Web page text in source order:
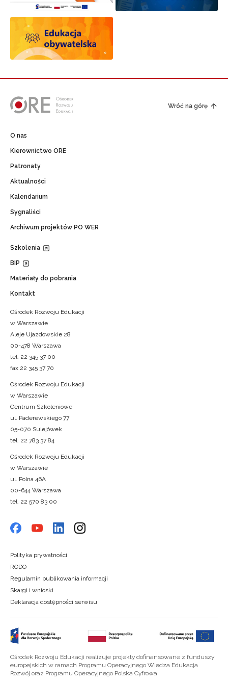
Wróć na górę
O nas
Kierownictwo ORE
Patronaty
Aktualności
Kalendarium
Sygnaliści
Archiwum projektów PO WER
Szkolenia
BIP
Materiały do pobrania
Kontakt
Ośrodek Rozwoju Edukacji
w Warszawie
Aleje Ujazdowskie 28
00-478 Warszawa
tel. 22 345 37 00
fax 22 345 37 70
Ośrodek Rozwoju Edukacji
w Warszawie
Centrum Szkoleniowe
ul. Paderewskiego 77
05-070 Sulejówek
tel. 22 783 37 84
Ośrodek Rozwoju Edukacji
w Warszawie
ul. Polna 46A
00-644 Warszawa
tel. 22 570 83 00
Polityka prywatności
RODO
Regulamin publikowania informacji
Skargi i wnioski
Deklaracja dostępności serwisu
Ośrodek Rozwoju Edukacji realizuje projekty dofinansowane z funduszy
europejskich w ramach Programu Operacyjnego Wiedza Edukacja
Rozwój oraz Programu Operacyjnego Polska Cyfrowa